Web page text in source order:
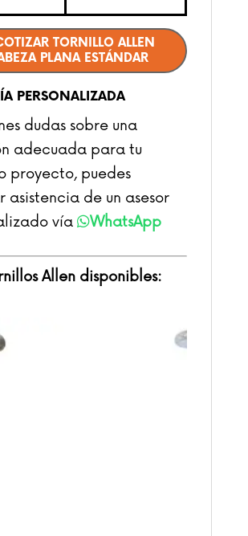
TORNILLO ALLEN
PLANA ESTÁNDAR
PERSONALIZADA
dudas sobre una
adecuada para tu
proyecto, puedes
asistencia de un asesor
vía WhatsApp
Allen disponibles: